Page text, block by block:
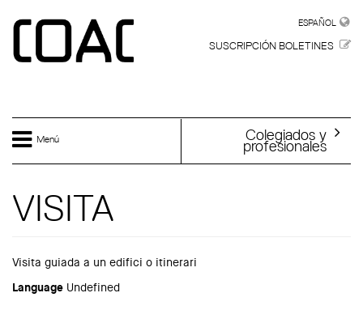
ESPAÑOL
SUSCRIPCIÓN BOLETINES
Menú Colegiados y
profesionales
VISITA
Visita guiada a un edifici o itinerari
Language Undefined